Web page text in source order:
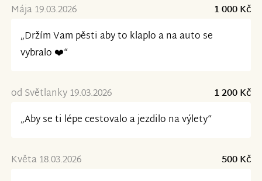
Mája 19.03.2026
1 000 Kč
„Držím Vam pěsti aby to klaplo a na auto se
vybralo ❤️“
od Světlanky 19.03.2026
1 200 Kč
„Aby se ti lépe cestovalo a jezdilo na výlety“
Květa 18.03.2026
500 Kč